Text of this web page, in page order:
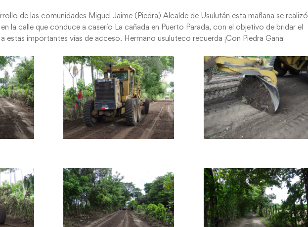
de las comunidades Miguel Jaime (Piedra) Alcalde de Usulután esta mañana se realizó
la calle que conduce a caserío La cañada en Puerto Parada, con el objetivo de bridar el
estas importantes vías de acceso. Hermano usuluteco recuerda ¡Con Piedra Gana